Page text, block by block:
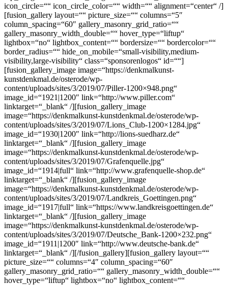
icon_circle=““ icon_circle_color=““ width=““ alignment=“center“ /]
[fusion_gallery layout=““ picture_size=““ columns=“5″
column_spacing=“60″ gallery_masonry_grid_ratio=““
gallery_masonry_width_double=““ hover_type=“liftup“
lightbox=“no“ lightbox_content=““ bordersize=““ bordercolor=““
border_radius=““ hide_on_mobile=“small-visibility,medium-
visibility,large-visibility“ class=“sponsorenlogos“ id=““]
[fusion_gallery_image image=“https://denkmalkunst-
kunstdenkmal.de/osterode/wp-
content/uploads/sites/3/2019/07/Piller-1200×948.png“
image_id=“1921|1200″ link=“http://www.piller.com“
linktarget=“_blank“ /][fusion_gallery_image
image=“https://denkmalkunst-kunstdenkmal.de/osterode/wp-
content/uploads/sites/3/2019/07/Lions_Club-1200×1284.jpg“
image_id=“1930|1200″ link=“http://lions-suedharz.de“
linktarget=“_blank“ /][fusion_gallery_image
image=“https://denkmalkunst-kunstdenkmal.de/osterode/wp-
content/uploads/sites/3/2019/07/Grafenquelle.jpg“
image_id=“1914|full“ link=“http://www.grafenquelle-shop.de“
linktarget=“_blank“ /][fusion_gallery_image
image=“https://denkmalkunst-kunstdenkmal.de/osterode/wp-
content/uploads/sites/3/2019/07/Landkreis_Goettingen.png“
image_id=“1917|full“ link=“https://www.landkreisgoettingen.de“
linktarget=“_blank“ /][fusion_gallery_image
image=“https://denkmalkunst-kunstdenkmal.de/osterode/wp-
content/uploads/sites/3/2019/07/Deutsche_Bank-1200×232.png“
image_id=“1911|1200″ link=“http://www.deutsche-bank.de“
linktarget=“_blank“ /][/fusion_gallery][fusion_gallery layout=““
picture_size=““ columns=“4″ column_spacing=“60″
gallery_masonry_grid_ratio=““ gallery_masonry_width_double=““
hover_type=“liftup“ lightbox=“no“ lightbox_content=““